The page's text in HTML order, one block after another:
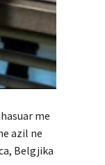
me
azil ne
Belgjika